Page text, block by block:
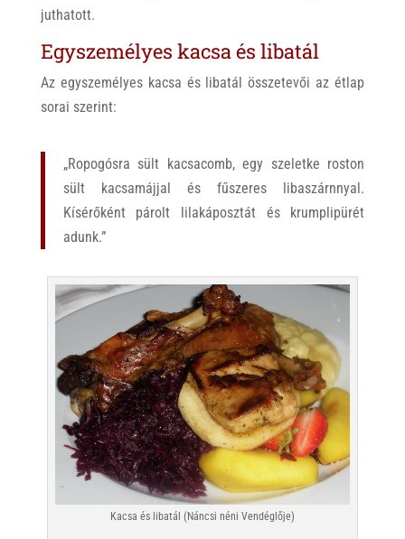
juthatott.
Egyszemélyes kacsa és libatál
Az egyszemélyes kacsa és libatál összetevői az étlap
sorai szerint:
„Ropogósra sült kacsacomb, egy szeletke roston
sült kacsamájjal és fűszeres libaszárnnyal.
Kísérőként párolt lilakáposztát és krumplipürét
adunk.”
Kacsa és libatál (Náncsi néni Vendéglője)